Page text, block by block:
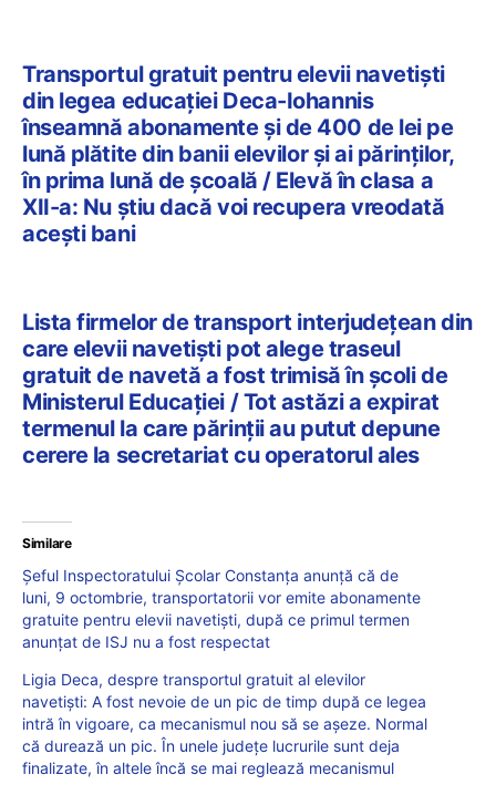
Transportul gratuit pentru elevii navetiști
din legea educației Deca-Iohannis
înseamnă abonamente și de 400 de lei pe
lună plătite din banii elevilor și ai părinților,
în prima lună de școală / Elevă în clasa a
XII-a: Nu știu dacă voi recupera vreodată
acești bani
Lista firmelor de transport interjudețean din
care elevii navetiști pot alege traseul
gratuit de navetă a fost trimisă în școli de
Ministerul Educației / Tot astăzi a expirat
termenul la care părinții au putut depune
cerere la secretariat cu operatorul ales
Similare
Șeful Inspectoratului Școlar Constanța anunță că de
luni, 9 octombrie, transportatorii vor emite abonamente
gratuite pentru elevii navetiști, după ce primul termen
anunțat de ISJ nu a fost respectat
Ligia Deca, despre transportul gratuit al elevilor
navetiști: A fost nevoie de un pic de timp după ce legea
intră în vigoare, ca mecanismul nou să se așeze. Normal
că durează un pic. În unele județe lucrurile sunt deja
finalizate, în altele încă se mai reglează mecanismul